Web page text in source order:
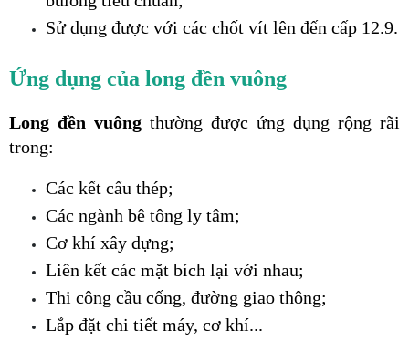
Sử dụng được với các chốt vít lên đến cấp 12.9.
Ứng dụng của long đền vuông
Long đền vuông thường được ứng dụng rộng rãi
trong:
Các kết cấu thép;
Các ngành bê tông ly tâm;
Cơ khí xây dựng;
Liên kết các mặt bích lại với nhau;
Thi công cầu cống, đường giao thông;
Lắp đặt chi tiết máy, cơ khí...